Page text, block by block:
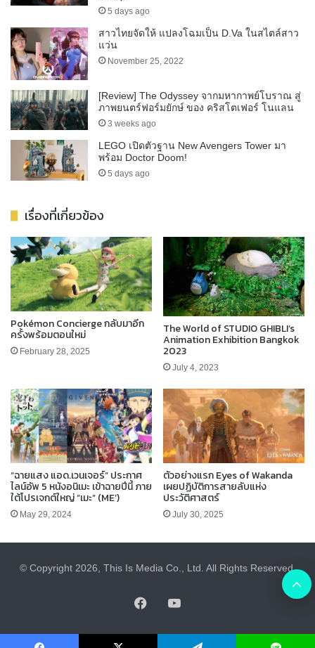
5 days ago
สาวไทยจัดให้ แปลงโฉมเป็น D.Va ในสไตล์สาว
แว่น
November 25, 2022
[Review] The Odyssey จากมหากาพย์โบราณ สู่
ภาพยนตร์ฟอร์มยักษ์ ของ คริสโตเฟอร์ โนแลน
3 weeks ago
LEGO เปิดตัวฐาน New Avengers Tower มา
พร้อม Doctor Doom!
5 days ago
เรื่องที่เกี่ยวข้อง
Pokémon Concierge กลับมาอีก
ครั้งพร้อมตอนใหม่
February 28, 2025
The World of STUDIO GHIBLI’s
Animation Exhibition Bangkok
2023
July 4, 2023
“ฉายแสง แอด.เวนเจอร์” ประกาศ
ไลน์อัพ 5 หนังอนิเมะ เข้าฉายปีนี้ ภาย
ใต้โปรเจกต์ใหญ่ “เมะ” (ME’)
May 29, 2024
ตัวอย่างแรก Eyes of Wakanda
เผยปฏิบัติการสายลับแห่ง
ประวัติศาสตร์
July 30, 2025
© Copyright 2026, This Is Media Co., Ltd. All Rights Reserved.
FacebookYouTube